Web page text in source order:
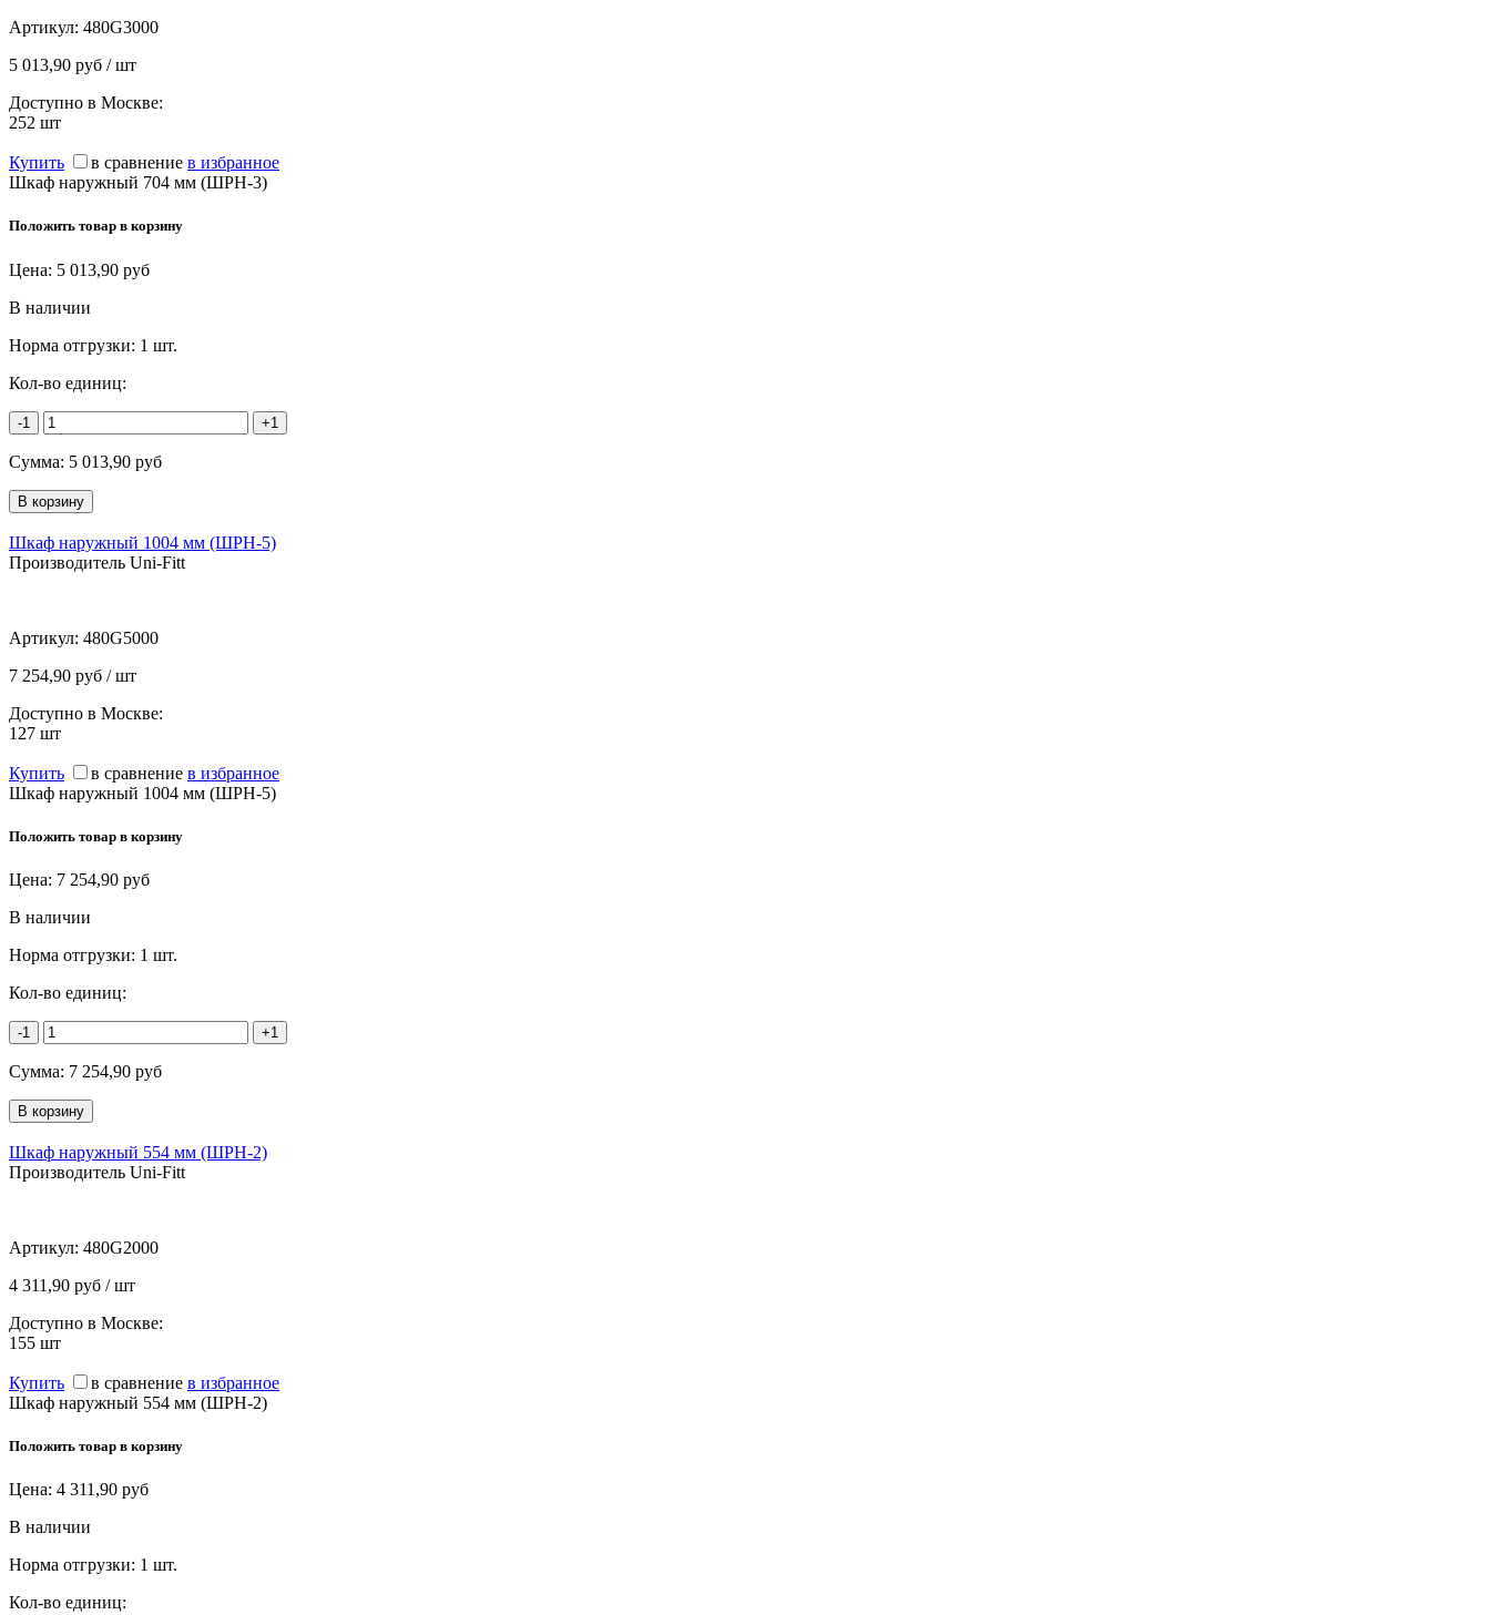
Артикул: 480G3000
5 013,90 руб / шт
Доступно в Москве:
252 шт
Купить в сравнение в избранное
Шкаф наружный 704 мм (ШРН-3)
Положить товар в корзину
Цена: 5 013,90 руб
В наличии
Норма отгрузки: 1 шт.
Кол-во единиц:
-1 +1
Сумма: 5 013,90 руб
Шкаф наружный 1004 мм (ШРН-5)
Производитель Uni-Fitt
Артикул: 480G5000
7 254,90 руб / шт
Доступно в Москве:
127 шт
Купить в сравнение в избранное
Шкаф наружный 1004 мм (ШРН-5)
Положить товар в корзину
Цена: 7 254,90 руб
В наличии
Норма отгрузки: 1 шт.
Кол-во единиц:
-1 +1
Сумма: 7 254,90 руб
Шкаф наружный 554 мм (ШРН-2)
Производитель Uni-Fitt
Артикул: 480G2000
4 311,90 руб / шт
Доступно в Москве:
155 шт
Купить в сравнение в избранное
Шкаф наружный 554 мм (ШРН-2)
Положить товар в корзину
Цена: 4 311,90 руб
В наличии
Норма отгрузки: 1 шт.
Кол-во единиц: